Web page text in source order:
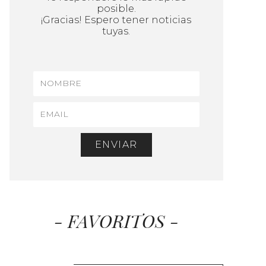
posible.
¡Gracias! Espero tener noticias
tuyas.
ENVIAR
- FAVORITOS -